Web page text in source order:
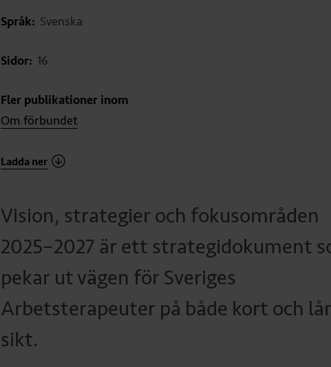
Språk: Svenska
Sidor: 16
Fler publikationer inom
Om förbundet
Ladda ner
Vision, strategier och fokusområden
2025–2027 är ett strategidokument
pekar ut vägen för Sveriges
Arbetsterapeuter på både kort och
sikt.